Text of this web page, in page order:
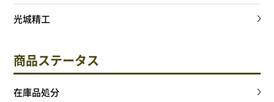
光城精工
商品ステータス
在庫品処分